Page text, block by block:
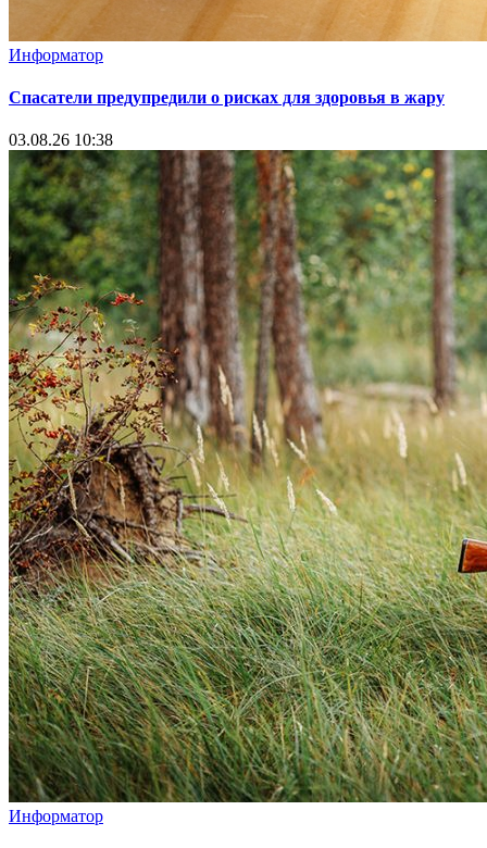
Информатор
Спасатели предупредили о рисках для здоровья в жару
03.08.26 10:38
Информатор